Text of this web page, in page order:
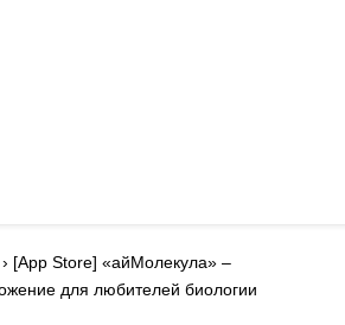
› [App Store] «айМолекула» –
для любителей биологии